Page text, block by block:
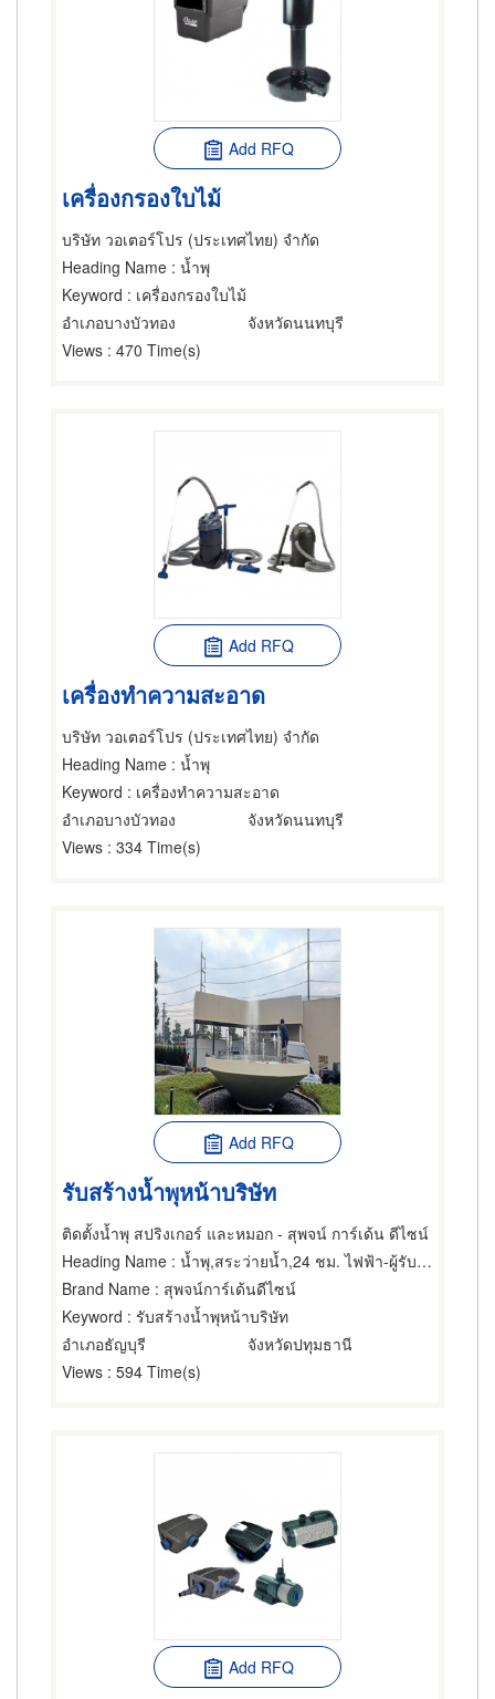
Add RFQ
เครื่องกรองใบไม้
บริษัท วอเตอร์โปร (ประเทศไทย) จำกัด
Heading Name : น้ำพุ
Keyword : เครื่องกรองใบไม้
อำเภอบางบัวทอง
จังหวัดนนทบุรี
Views : 470 Time(s)
Add RFQ
เครื่องทำความสะอาด
บริษัท วอเตอร์โปร (ประเทศไทย) จำกัด
Heading Name : น้ำพุ
Keyword : เครื่องทำความสะอาด
อำเภอบางบัวทอง
จังหวัดนนทบุรี
Views : 334 Time(s)
Add RFQ
รับสร้างน้ำพุหน้าบริษัท
ติดตั้งน้ำพุ สปริงเกอร์ และหมอก - สุพจน์ การ์เด้น ดีไซน์
Heading Name : น้ำพุ,สระว่ายน้ำ,24 ชม. ไฟฟ้า-ผู้รับเหมาติดตั้งสำหรับบ้านและโรงงาน
Brand Name : สุพจน์การ์เด้นดีไซน์
Keyword : รับสร้างน้ำพุหน้าบริษัท
อำเภอธัญบุรี
จังหวัดปทุมธานี
Views : 594 Time(s)
Add RFQ